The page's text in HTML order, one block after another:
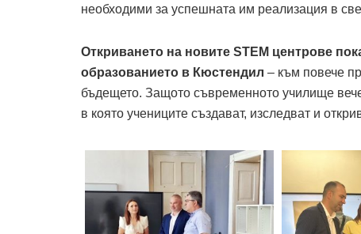
необходими за успешната им реализация в
Откриването на новите STEM центрове
образованието в Кюстендил – към повече
бъдещето. Защото съвременното училище
в която учениците създават, изследват и